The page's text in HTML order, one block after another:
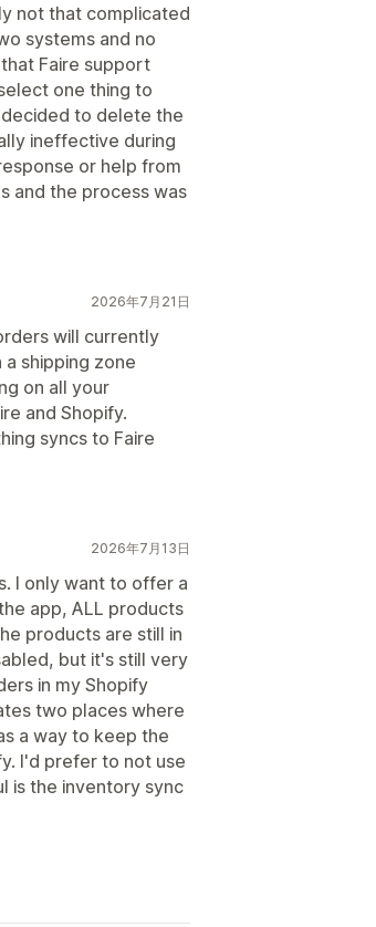
not that complicated
systems and no
Faire support
one thing to
to delete the
ineffective during
or help from
and the process was
2026年7月21日
will currently
shipping zone
on all your
and Shopify.
syncs to Faire
2026年7月13日
I only want to offer a
app, ALL products
products are still in
but it's still very
in my Shopify
two places where
a way to keep the
I'd prefer to not use
is the inventory sync